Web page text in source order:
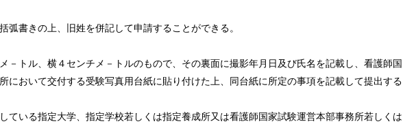
書きの上、旧姓を併記して申請することができる。
－トル、横４センチメ－トルのもので、その裏面に撮影年月日及び氏名を記載し、看護師国
において交付する受験写真用台紙に貼り付けた上、同台紙に所定の事項を記載して提出する
ている指定大学、指定学校若しくは指定養成所又は看護師国家試験運営本部事務所若しくは